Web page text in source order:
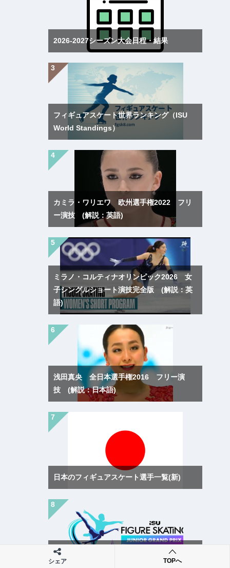
2026-2027シーズン大会日程・結果
フィギュアスケート世界ランキング（ISU
World Standings）
カミラ・ワリエワ 欧州選手権2022 フリ
ー演技 (解説：英語)
ミラノ・コルティナオリンピック2026 女
子シングルショート演技完全版 (解説：英
語)
浅田真央 全日本選手権2016 フリー演
技 (解説：日本語)
日本のフィギュアスケート選手一覧(新)
ISUジュニアグランプリシリーズ第1戦 西
安2026(中国大会)
シェア TOPへ